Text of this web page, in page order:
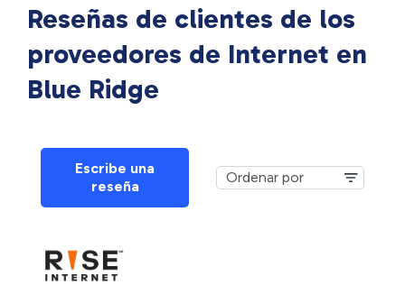
Reseñas de clientes de los
proveedores de Internet en
Blue Ridge
Escribe una
reseña